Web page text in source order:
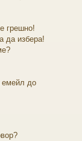
грешно!
да избера!
емейл до